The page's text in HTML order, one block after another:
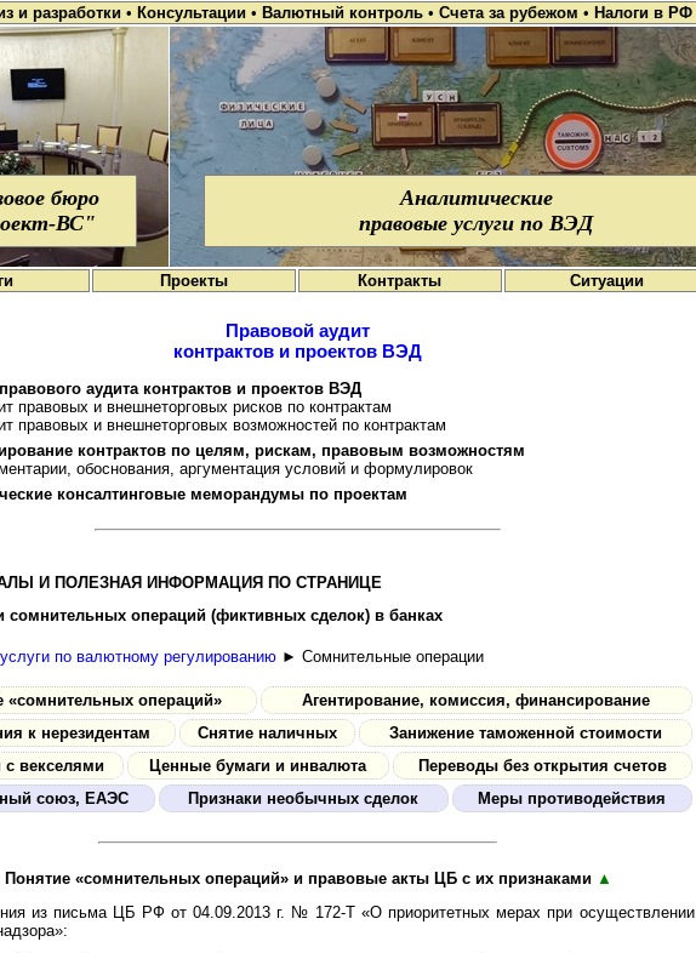
и разработки • Консультации • Валютный контроль • Счета за рубежом • Налоги в РФ
бюро
ВС"
Аналитические
правовые услуги по ВЭД
Проекты Контракты Ситуации
Правовой аудит
контрактов и проектов ВЭД
аудита контрактов и проектов ВЭД
правовых и внешнеторговых рисков по контрактам
правовых и внешнеторговых возможностей по контрактам
контрактов по целям, рискам, правовым возможностям
обоснования, аргументация условий и формулировок
консалтинговые меморандумы по проектам
И ПОЛЕЗНАЯ ИНФОРМАЦИЯ ПО СТРАНИЦЕ
сомнитель­ных операций (фиктивных сделок) в банках
по валютному регулированию► Сомнительные операции
«сомнительных операций»
Агентирование, комиссия, финансирование
к нерезидентам
Снятие наличных
Занижение таможенной стоимости
векселями
Ценные бумаги и инвалюта
Переводы без открытия счетов
союз, ЕАЭС
Признаки необычных сделок Меры противодействия
Понятие «сомнительных операций» и правовые акты ЦБ с их признаками ▲
из письма ЦБ РФ от 04.09.2013 г. № 172-Т «О приоритетных мерах при осуществлении